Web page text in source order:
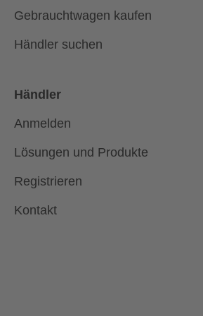
Gebrauchtwagen kaufen
Händler suchen
Händler
Anmelden
Lösungen und Produkte
Registrieren
Kontakt